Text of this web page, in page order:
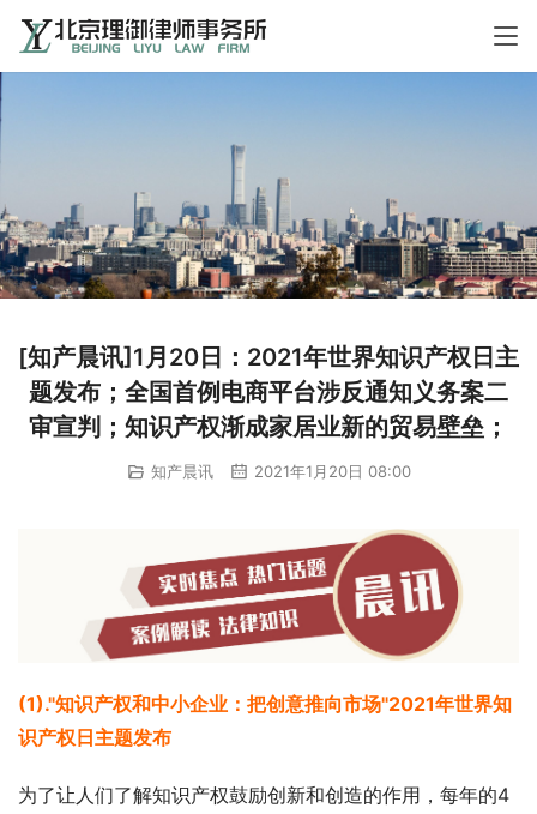
[知产晨讯]1月20日：2021年世界知识产权日主
题发布；全国首例电商平台涉反通知义务案二
审宣判；知识产权渐成家居业新的贸易壁垒；
知产晨讯 2021年1月20日 08:00
(1)."知识产权和中小企业：把创意推向市场"2021年世界知
识产权日主题发布
为了让人们了解知识产权鼓励创新和创造的作用，每年的4